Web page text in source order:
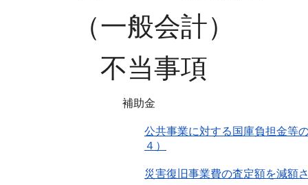
（一般会計）
不当事項
補助金
公共事業に対する国庫負担金等
４）
災害復旧事業費の査定額を減額